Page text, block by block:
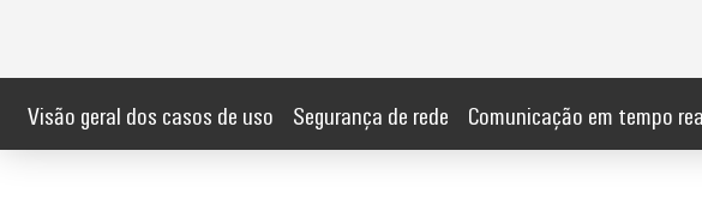
Visão geral dos casos de uso Segurança de rede Comunicação em tempo